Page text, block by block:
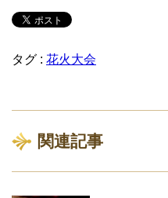
タグ : 花火大会
関連記事